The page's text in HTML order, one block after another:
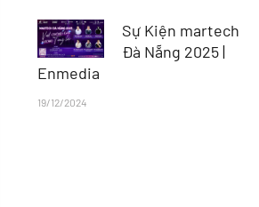
Sự Kiện martech
Đà Nẵng 2025 |
Enmedia
19/12/2024